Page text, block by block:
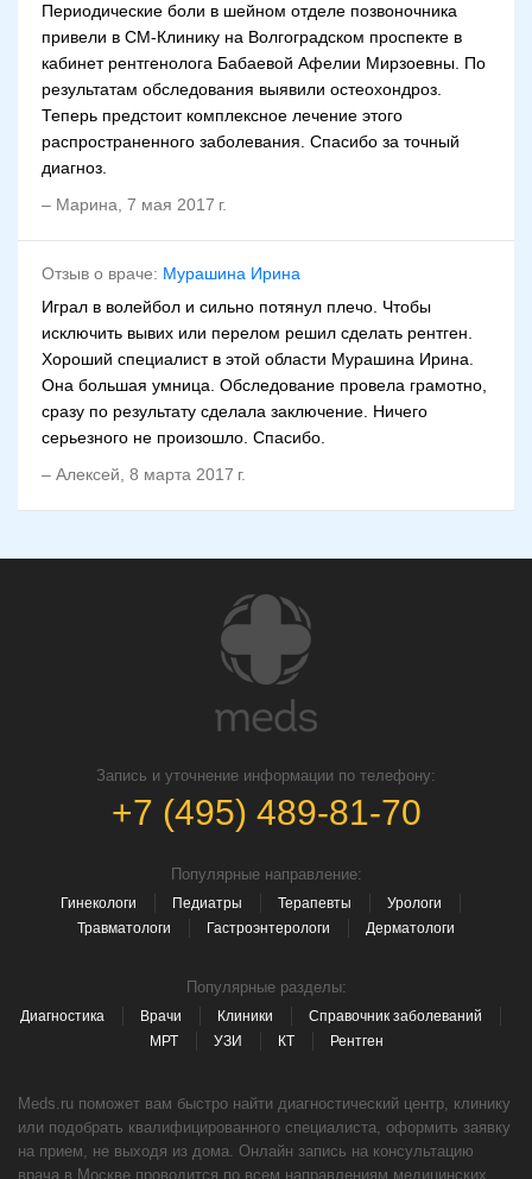
Периодические боли в шейном отделе позвоночника
привели в СМ-Клинику на Волгоградском проспекте в
кабинет рентгенолога Бабаевой Афелии Мирзоевны. По
результатам обследования выявили остеохондроз.
Теперь предстоит комплексное лечение этого
распространенного заболевания. Спасибо за точный
диагноз.
– Марина 7 мая 2017 г.
Отзыв о враче: Мурашина Ирина
Играл в волейбол и сильно потянул плечо. Чтобы
исключить вывих или перелом решил сделать рентген.
Хороший специалист в этой области Мурашина Ирина.
Она большая умница. Обследование провела грамотно,
сразу по результату сделала заключение. Ничего
серьезного не произошло. Спасибо.
– Алексей 8 марта 2017 г.
Запись и уточнение информации по телефону:
+7 (495) 489-81-70
Популярные направление:
Гинекологи Педиатры Терапевты
Урологи
Травматологи
Гастроэнтерологи Дерматологи
Популярные разделы:
Диагностика Врачи Клиники
Справочник заболеваний
МРТ
УЗИ КТ Рентген
Meds.ru поможет вам быстро найти диагностический центр, клинику
или подобрать квалифицированного специалиста, оформить заявку
на прием, не выходя из дома. Онлайн запись на консультацию
врача в Москве проводится по всем направлениям медицинских